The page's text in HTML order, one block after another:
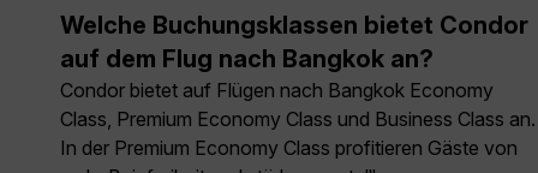
Welche Buchungsklassen bietet Condor
auf dem Flug nach Bangkok an?
Condor bietet auf Flügen nach Bangkok Economy
Class, Premium Economy Class und Business Class an.
In der Premium Economy Class profitieren Gäste von